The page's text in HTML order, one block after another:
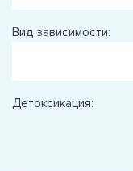
Вид зависимости:
Детоксикация: